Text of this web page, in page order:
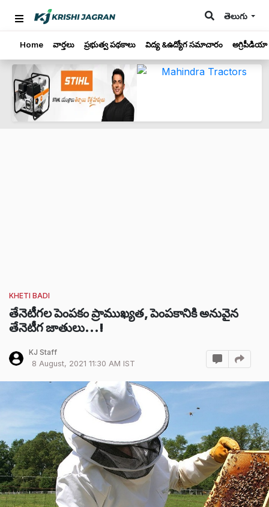
తెలుగు
Home వార్తలు ప్రభుత్వ పథకాలు విద్య &ఉద్యోగ సమాచారం అగ్రిపీడియా
KHETI BADI
తేనెటీగల పెంపకం ప్రాముఖ్యత, పెంపకానికి అనువైన
తేనెటీగ జాతులు...!
KJ Staff
8 August, 2021 11:30 AM IST